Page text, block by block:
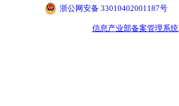
浙公网安备 33010402001187号
信息产业部备案管理系统